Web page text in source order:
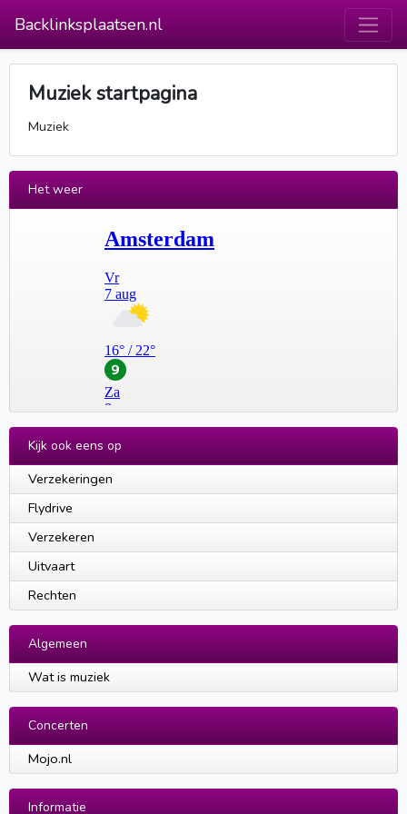
Backlinksplaatsen.nl
Muziek startpagina
Muziek
Het weer
Kijk ook eens op
Verzekeringen
Flydrive
Verzekeren
Uitvaart
Rechten
Algemeen
Wat is muziek
Concerten
Mojo.nl
Informatie